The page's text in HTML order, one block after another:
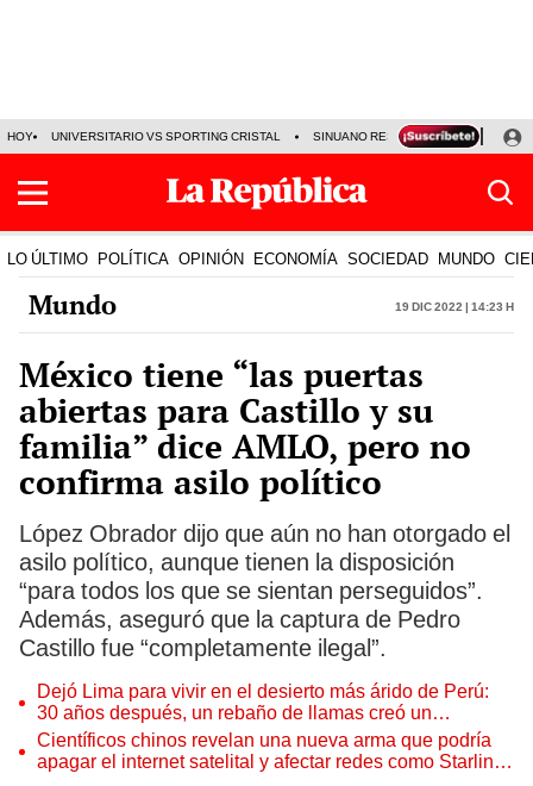
HOY UNIVERSITARIO VS SPORTING CRISTAL SINUANO RESULTADOS HOY
LO ÚLTIMO POLÍTICA OPINIÓN ECONOMÍA SOCIEDAD MUNDO
Mundo 19 Dic 2022 | 14:23 h
México tiene “las puertas
abiertas para Castillo y su
familia” dice AMLO, pero no
confirma asilo político
López Obrador dijo que aún no han otorgado el
asilo político, aunque tienen la disposición
“para todos los que se sientan perseguidos”.
Además, aseguró que la captura de Pedro
Castillo fue “completamente ilegal”.
Dejó Lima para vivir en el desierto más árido de Perú:
30 años después, un rebaño de llamas creó un
sorprendente ecosistema
Científicos chinos revelan una nueva arma que podría
apagar el internet satelital y afectar redes como Starlink